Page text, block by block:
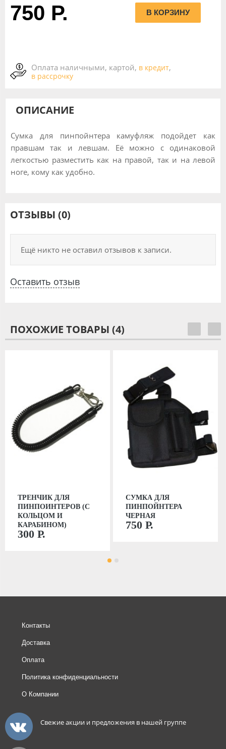
750 Р.
Оплата наличными, картой, в кредит,
в рассрочку
ОПИСАНИЕ
Сумка для пинпойнтера камуфляж подойдет как
правшам так и левшам. Её можно с одинаковой
легкостью разместить как на правой, так и на левой
ноге, кому как удобно.
ОТЗЫВЫ (0)
Ещё никто не оставил отзывов к записи.
Оставить отзыв
ПОХОЖИЕ ТОВАРЫ (4)
ТРЕНЧИК ДЛЯ
ПИНПОИНТЕРОВ (С
КОЛЬЦОМ И
КАРАБИНОМ)
300 Р.
СУМКА ДЛЯ
ПИНПОЙНТЕРА
ЧЕРНАЯ
750 Р.
Контакты
Доставка
Оплата
Политика конфиденциальности
О Компании
Свежие акции и предложения в нашей группе